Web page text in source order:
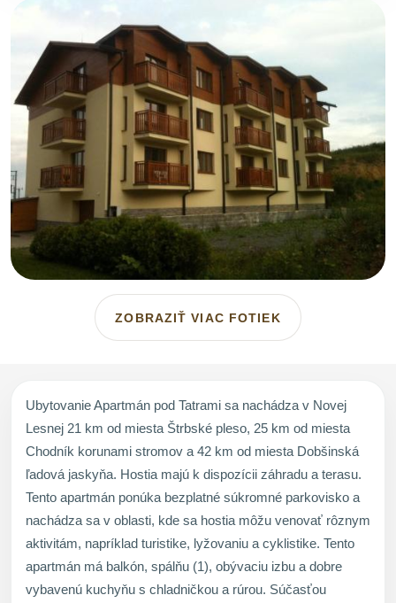
ZOBRAZIŤ VIAC FOTIEK
Ubytovanie Apartmán pod Tatrami sa nachádza v Novej
Lesnej 21 km od miesta Štrbské pleso, 25 km od miesta
Chodník korunami stromov a 42 km od miesta Dobšinská
ľadová jaskyňa. Hostia majú k dispozícii záhradu a terasu.
Tento apartmán ponúka bezplatné súkromné parkovisko a
nachádza sa v oblasti, kde sa hostia môžu venovať rôznym
aktivitám, napríklad turistike, lyžovaniu a cyklistike. Tento
apartmán má balkón, spálňu (1), obývaciu izbu a dobre
vybavenú kuchyňu s chladničkou a rúrou. Súčasťou